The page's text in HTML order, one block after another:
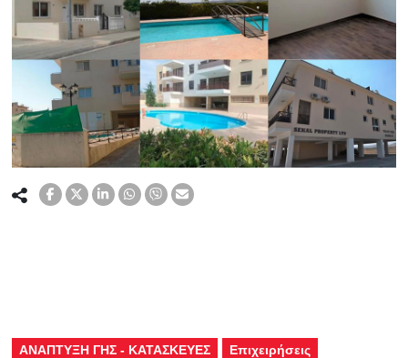
ΑΝΑΠΤΥΞΗ ΓΗΣ - ΚΑΤΑΣΚΕΥΕΣ Επιχειρήσεις